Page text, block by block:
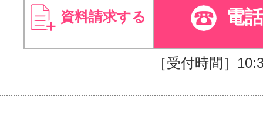
資料請求する 電
［受付時間］